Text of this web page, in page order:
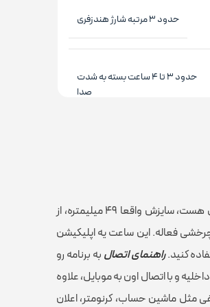
حدود ۳ مرتبه شارژ هندزفری
حدود ۳ تا ۴ ساعت بسته به شدت
صدا
مستطیل
راجع به ساعت این پک باید بدونید، این مدل دقیقا مشابه مدل اولترا اپل هست، سایزش واقعا ۴۹ میلیمتره، از
فعاله. این ساعت یه اپلیکیشن
کنید.راهنمای اتصال به برنامه رو
و با اتصال اون به موبایل، علاوه
مثل ماشین حساب، کرنومتر، اعلان